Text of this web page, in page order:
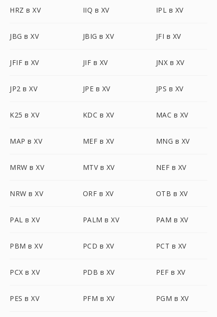
HRZ в XV IIQ в XV IPL в XV
JBG в XV JBIG в XV JFI в XV
JFIF в XV JIF в XV JNX в XV
JP2 в XV JPE в XV JPS в XV
K25 в XV KDC в XV MAC в XV
MAP в XV MEF в XV MNG в XV
MRW в XV MTV в XV NEF в XV
NRW в XV ORF в XV OTB в XV
PAL в XV PALM в XV PAM в XV
PBM в XV PCD в XV PCT в XV
PCX в XV PDB в XV PEF в XV
PES в XV PFM в XV PGM в XV